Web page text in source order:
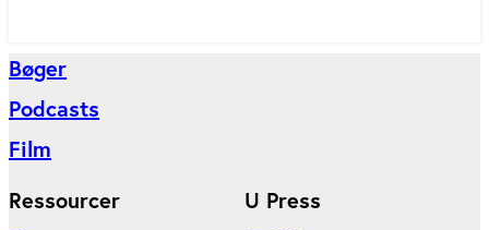
Bøger
Podcasts
Film
U Press
Ressourcer